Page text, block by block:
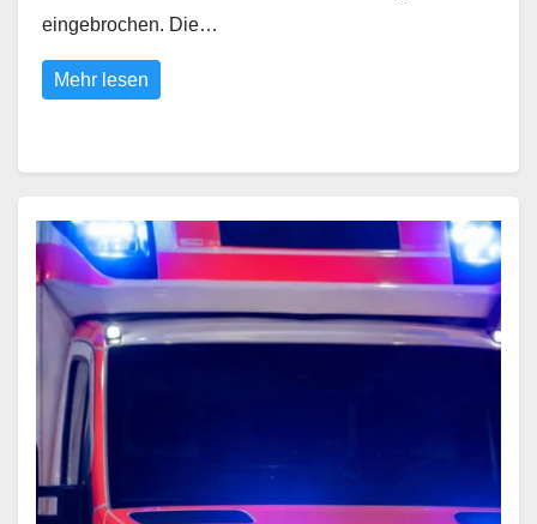
eingebrochen. Die…
Mehr lesen